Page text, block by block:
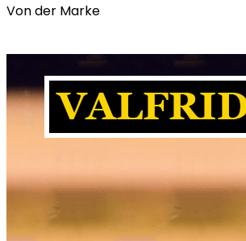
Von der Marke